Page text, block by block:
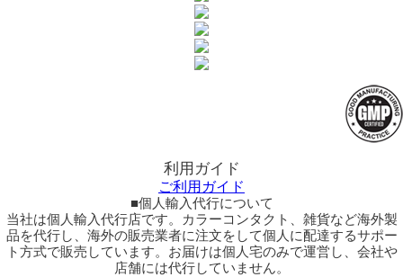
利用ガイド
ご利用ガイド
■個人輸入代行について
当社は個人輸入代行店です。カラーコンタクト、雑貨など海外製
品を代行し、海外の販売業者に注文をして個人に配達するサポー
ト方式で販売しています。お届けは個人宅のみで運営し、会社や
店舗には代行していません。